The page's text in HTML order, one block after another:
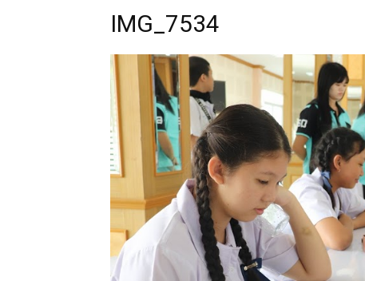
IMG_7534